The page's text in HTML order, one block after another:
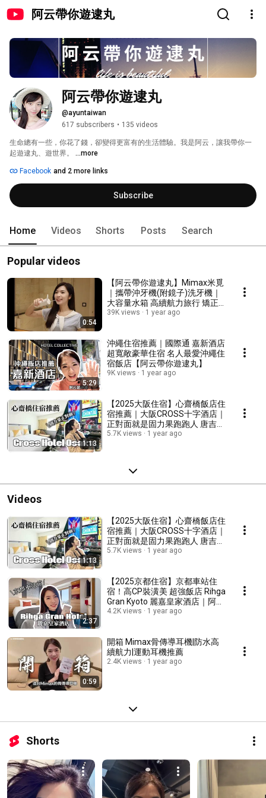
阿云帶你遊逮丸
阿云帶你遊逮丸
@ayuntaiwan
617 subscribers • 135 videos
生命總有一些，你花了錢，卻變得更富有的生活體驗。我是阿云，讓我帶你一
起遊逮丸、遊世界。 ...more
Facebook and 2 more links
Subscribe
Home Videos Shorts Posts Search
Popular videos
0:54
【阿云帶你遊逮丸】Mimax米覓
｜攜帶沖牙機(附鏡子)洗牙機｜
大容量水箱 高續航力旅行 矯正
牙齒沖牙機
39K views 1 year ago
5:29
沖繩住宿推薦｜國際通 嘉新酒店
超寬敞豪華住宿 名人最愛沖繩住
宿飯店【阿云帶你遊逮丸】
9K views 1 year ago
1:13
【2025大阪住宿】心齋橋飯店住
宿推薦｜大阪CROSS十字酒店｜
正對面就是固力果跑跑人 唐吉軻
德 從早逛到晚 直接住在商店街
5.7K views 1 year ago
Videos
1:13
【2025大阪住宿】心齋橋飯店住
宿推薦｜大阪CROSS十字酒店｜
正對面就是固力果跑跑人 唐吉軻
德 從早逛到晚 直接住在商店街
5.7K views 1 year ago
2:37
【2025京都住宿】京都車站住
宿！高CP裝潢美 超強飯店 Rihga
Gran Kyoto 麗嘉皇家酒店｜阿云
帶你遊逮丸
4.2K views 1 year ago
0:59
開箱 Mimax骨傳導耳機|防水高
續航力|運動耳機推薦
2.4K views 1 year ago
Shorts